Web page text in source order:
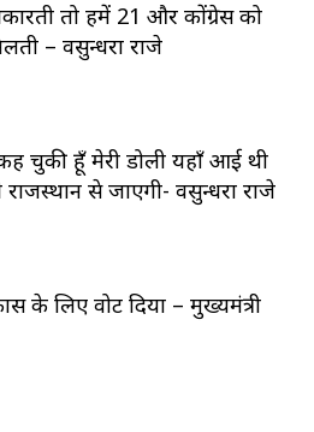
तो हमें 21 और कोंग्रेस को
– वसुन्धरा राजे
चुकी हूँ मेरी डोली यहाँ आई थी
राजस्थान से जाएगी- वसुन्धरा राजे
के लिए वोट दिया – मुख्यमंत्री